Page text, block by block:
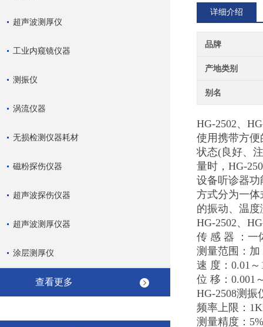
超声波测厚仪
工业内窥镜仪器
测振仪
涡流仪器
无损检测仪器耗材
磁粉探伤仪器
超声波探伤仪器
超声波测厚仪器
涂层测厚仪
查看更多
详细介绍
品牌
产地类别
别名
HG-2502、
使用携带方便
状态(良好、
量时，HG-
设备听诊器
方式分为一
的振动、温
HG-2502、
传 感 器 ：一
测量范围：加
速 度：0.01～
位 移：0.001
HG-2508测振
频率上限：
测量精度：